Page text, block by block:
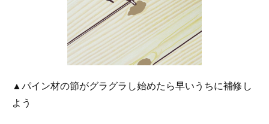
▲パイン材の節がグラグラし始めたら早いうちに補修し
よう